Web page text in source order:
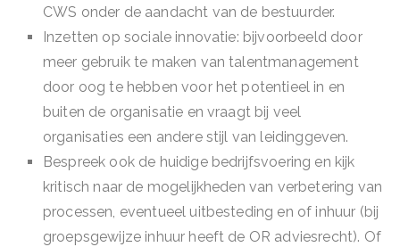
CWS onder de aandacht van de bestuurder.
Inzetten op sociale innovatie: bijvoorbeeld door
meer gebruik te maken van talentmanagement
door oog te hebben voor het potentieel in en
buiten de organisatie en vraagt bij veel
organisaties een andere stijl van leidinggeven.
Bespreek ook de huidige bedrijfsvoering en kijk
kritisch naar de mogelijkheden van verbetering van
processen, eventueel uitbesteding en of inhuur (bij
groepsgewijze inhuur heeft de OR adviesrecht). Of